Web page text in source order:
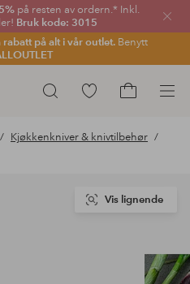
på resten av ordern.* Inkl.
Bruk kode: 3015
rabatt på alt i vår outlet. Benytt
Lukk
Søk
Gå
favorittmerkede
til
Kjøkkenkniver & knivtilbehør
Vis lignende